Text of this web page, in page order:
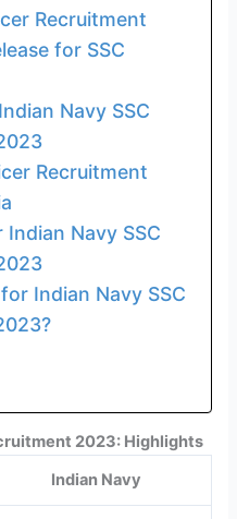
Recruitment
for SSC
Navy SSC
Recruitment
Navy SSC
Indian Navy SSC
2023: Highlights
Indian Navy